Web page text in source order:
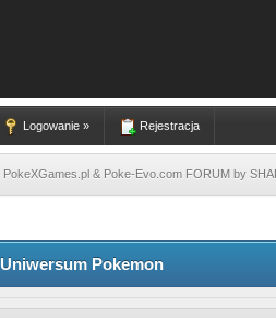
Logowanie » Rejestracja
PokeXGames.pl & Poke-Evo.com FORUM by
Uniwersum Pokemon